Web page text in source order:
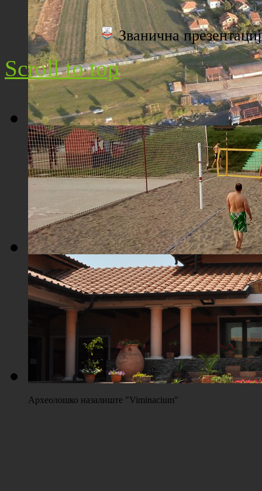
Плажа "Топољар" - Поглед са торња
Плажа "Топољар" - Поглед из ваздуха
Плажа "Топољар" - Терени на песку
Археолошко назалиште "Viminacium"
Званична
Scroll to top